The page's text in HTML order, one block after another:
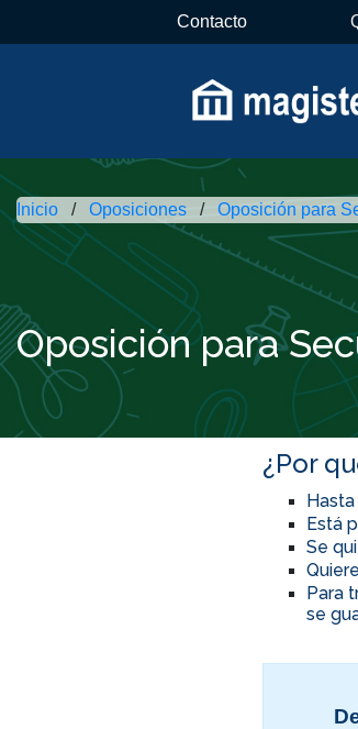
Contacto
Inicio Oposiciones Oposición para
Oposición para
¿Por
Está
Se
Para
se